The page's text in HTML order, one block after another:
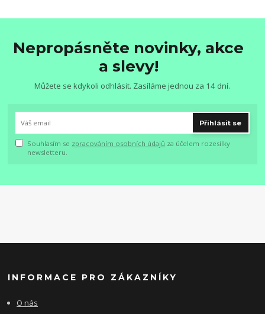
Nepropásněte novinky, akce
a slevy!
Můžete se kdykoli odhlásit. Zasíláme jednou za 14 dní.
Přihlásit se
Souhlasím se zpracováním osobních údajů za účelem rozesílky
newsletteru.
INFORMACE PRO ZÁKAZNÍKY
O nás